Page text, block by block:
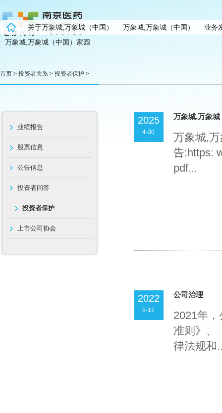
关于万象城,万象城（中国） 万象城,万象城（中国）
业务
万象城,万象城（中国）家园
首页 > 投资者关系 > 投资者保护 >
业绩报告
股票信息
公告信息
投资者问答
投资者保护
上市公司协会
2025
4-30
万象城,万象
万象城,
告:https:
pdf...
2022
5-12
公司治理
2021年
准则》、
律法规和